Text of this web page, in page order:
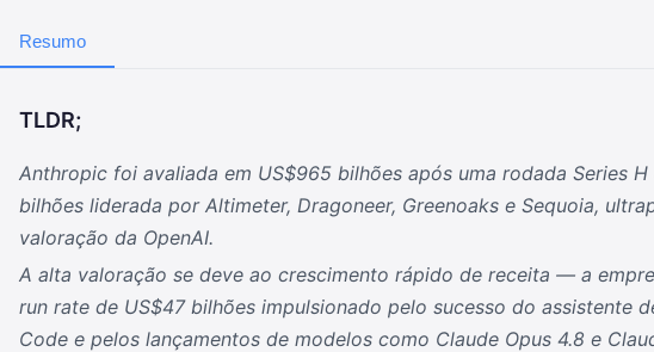
Resumo
TLDR;
Anthropic foi avaliada em US$965 bilhões após uma rodada Series
bilhões liderada por Altimeter, Dragoneer, Greenoaks e Sequoia,
valoração da OpenAI.
A alta valoração se deve ao crescimento rápido de receita — a
run rate de US$47 bilhões impulsionado pelo sucesso do assistente
Code e pelos lançamentos de modelos como Claude Opus 4.8 e